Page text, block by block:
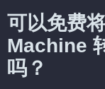
可以免费
Machine
吗？